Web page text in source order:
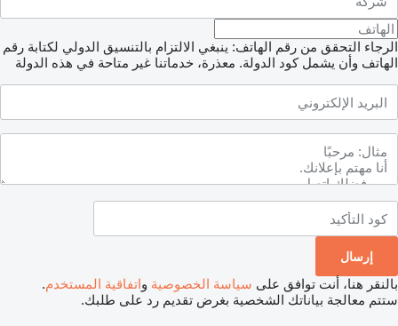
الرجاء التحقق من رقم الهاتف: ينبغي الالتزام بالتنسيق الدولي لكتابة رقم
الهاتف وأن يشمل كود الدولة. معذرة، خدماتنا غير متاحة في هذه الدولة
بالنقر هنا، أنت توافق على سياسة الخصوصية واتفاقية المستخدم.
ستتم معالجة بياناتك الشخصية بغرض تقديم رد على طلبك.